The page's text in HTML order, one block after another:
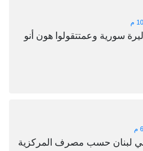
الدولار الأمريكي اليوم ب 92 ليرة سورية وعمتتقولوا هون أنو
لبنان حسب مصرف المركزية